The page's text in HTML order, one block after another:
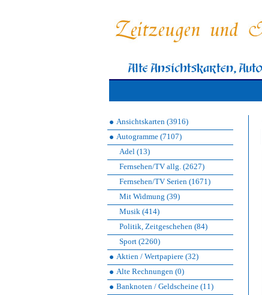
Ansichtskarten (3916)
Autogramme (7107)
Adel (13)
Fernsehen/TV allg. (2627)
Fernsehen/TV Serien (1671)
Mit Widmung (39)
Musik (414)
Politik, Zeitgeschehen (84)
Sport (2260)
Aktien / Wertpapiere (32)
Alte Rechnungen (0)
Banknoten / Geldscheine (11)